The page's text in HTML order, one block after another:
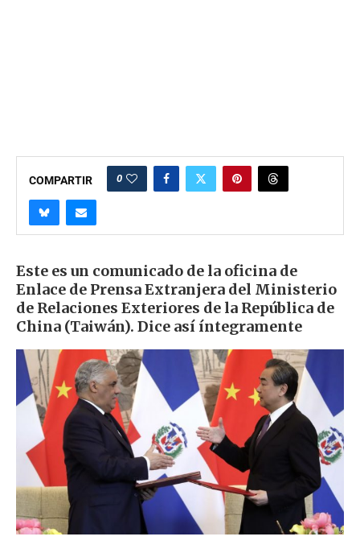
COMPARTIR 0
Este es un comunicado de la oficina de
Enlace de Prensa Extranjera del Ministerio
de Relaciones Exteriores de la República de
China (Taiwán). Dice así íntegramente